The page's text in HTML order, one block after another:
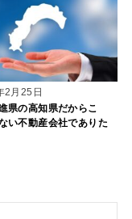
2月25日
県の高知県だからこ
い不動産会社でありた